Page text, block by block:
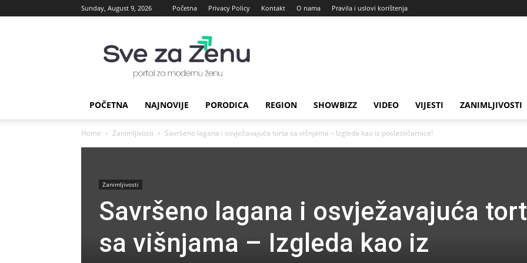
Sunday, August 9, 2026 Početna Privacy Policy Kontakt O nama Pravila i uslovi korištenja
za
Zenu
POČETNA NAJNOVIJE PORODICA REGION SHOWBIZZ VIDEO VIJESTI ZANIMLJIVOSTI
Home Zanimljivosti Savršeno lagana i osvježavajuća torta sa višnjama – Izgleda kao iz poslastičarnice!
Zanimljivosti
Savršeno lagana i osvježavajuća
sa višnjama – Izgleda kao iz